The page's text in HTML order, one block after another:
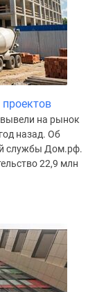
на рынок
назад. Об
службы Дом.рф.
22,9 млн